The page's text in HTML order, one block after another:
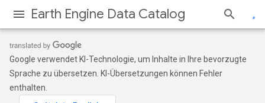
Earth Engine Data Catalog
Google verwendet KI-Technologie, um Inhalte in Ihre bevorzugte
Sprache zu übersetzen. KI-Übersetzungen können Fehler
enthalten.